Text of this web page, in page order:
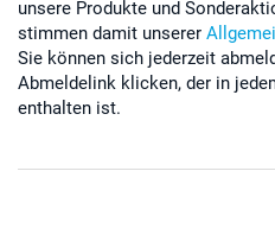
unsere Produkte und
stimmen damit unserer
Sie können sich jederzeit
Abmeldelink klicken, der in
enthalten ist.